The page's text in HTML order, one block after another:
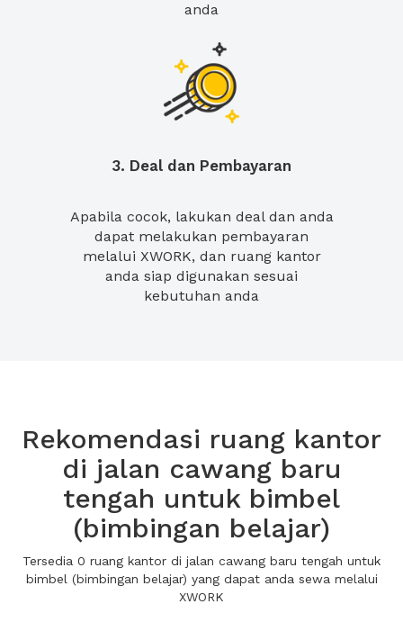
anda
3. Deal dan Pembayaran
Apabila cocok, lakukan deal dan anda
dapat melakukan pembayaran
melalui XWORK, dan ruang kantor
anda siap digunakan sesuai
kebutuhan anda
Rekomendasi ruang kantor
di jalan cawang baru
tengah untuk bimbel
(bimbingan belajar)
Tersedia 0 ruang kantor di jalan cawang baru tengah untuk
bimbel (bimbingan belajar) yang dapat anda sewa melalui
XWORK